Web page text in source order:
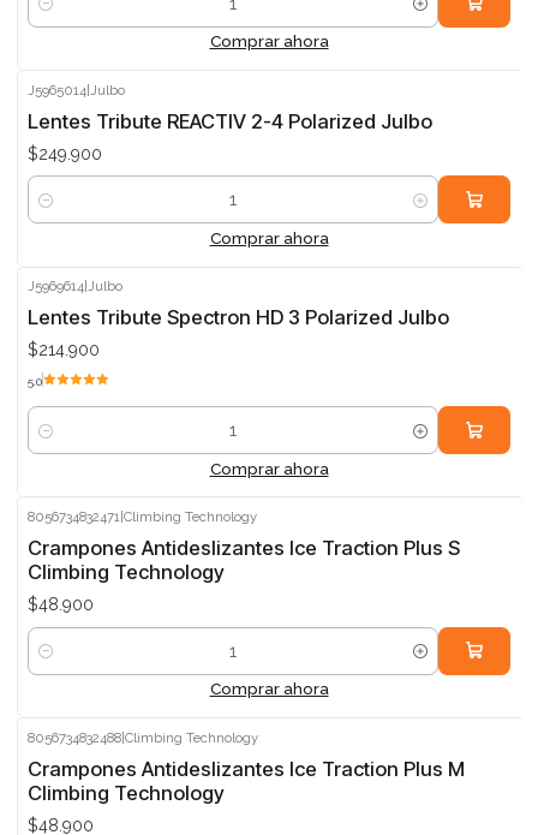
Cantidad
Comprar ahora
J5965014| Julbo
Lentes Tribute REACTIV 2-4 Polarized Julbo
$249.900
Cantidad
Comprar ahora
J5969614 |Julbo
Lentes Tribute Spectron HD 3 Polarized Julbo
$214.900
5.0
Cantidad
Comprar ahora
8056734832471 |Climbing Technology
Crampones Antideslizantes Ice Traction Plus S
Climbing Technology
$48.900
Cantidad
Comprar ahora
8056734832488|Climbing Technology
Crampones Antideslizantes Ice Traction Plus M
Climbing Technology
$48.900